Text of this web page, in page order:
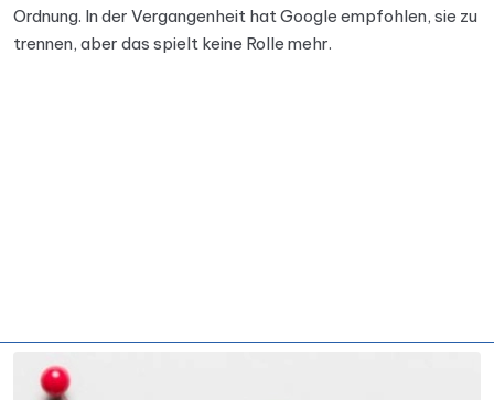
Ordnung. In der Vergangenheit hat Google empfohlen, sie zu
trennen, aber das spielt keine Rolle mehr.